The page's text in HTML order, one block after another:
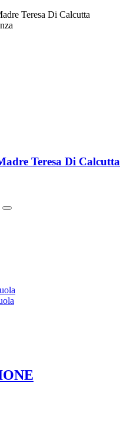
Teresa Di Calcutta
Teresa Di Calcutta